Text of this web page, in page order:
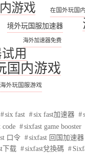
游戏 在国外玩国
境外玩国服加速器
海外加速器免费
用
国内游戏
海外玩国服游戏
six fast six fast加速器
code sixfast game booster
口令 sixfast 回国加速器
下载 sixfast兌換碼